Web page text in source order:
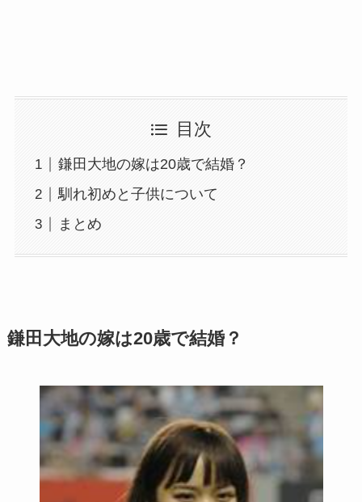
目次
鎌田大地の嫁は20歳で結婚？
馴れ初めと子供について
まとめ
鎌田大地の嫁は20歳で結婚？